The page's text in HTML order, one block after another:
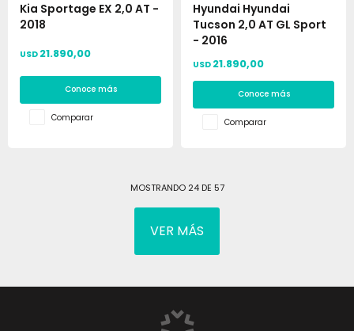
Kia Sportage EX 2,0 AT -
2018
USD 21.890,00
Conoce más
Comparar
Hyundai Hyundai
Tucson 2,0 AT GL Sport
- 2016
USD 21.890,00
Conoce más
Comparar
MOSTRANDO 24DE 57
VER MÁS